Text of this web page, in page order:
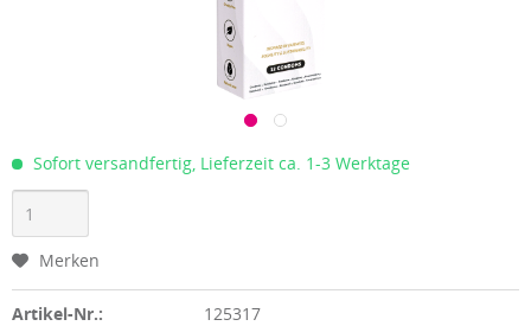
Sofort versandfertig, Lieferzeit ca. 1-3 Werktage
Merken
Artikel-Nr.:
125317